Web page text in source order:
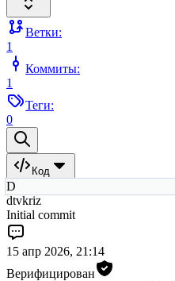
Ветки:
1
Коммиты:
1
Теги:
0
Код
D
dtvkriz
Initial commit
15 апр 2026, 21:14
Верифицирован